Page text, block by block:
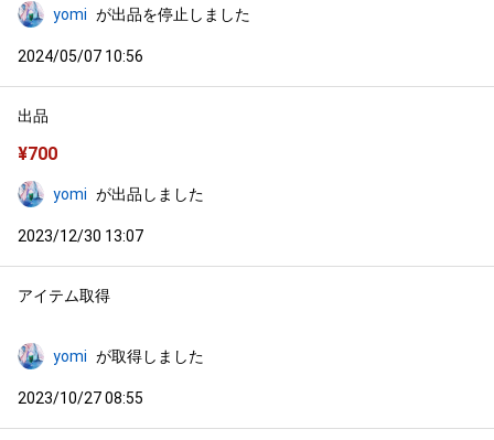
yomi が出品を停止しました
2024/05/07 10:56
出品
¥700
yomi が出品しました
2023/12/30 13:07
アイテム取得
yomi が取得しました
2023/10/27 08:55